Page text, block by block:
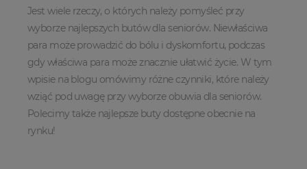
MAJ
Jest wiele rzeczy, o których należy pomyśleć przy
wyborze najlepszych butów dla seniorów. Niewłaściwa
para może prowadzić do bólu i dyskomfortu, podczas
gdy właściwa para może znacznie ułatwić życie. W tym
wpisie na blogu omówimy różne czynniki, które należy
wziąć pod uwagę przy wyborze obuwia dla seniorów.
Polecimy także najlepsze buty dostępne obecnie na
rynku!